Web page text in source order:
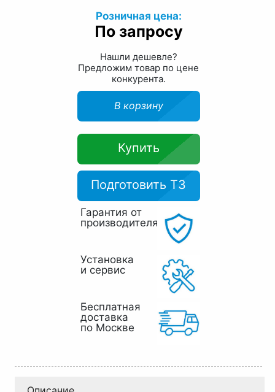
Розничная цена:
По запросу
Нашли дешевле?
Предложим товар по цене
конкурента.
В корзину
Купить
Подготовить ТЗ
Гарантия от
производителя
Установка
и сервис
Бесплатная
доставка
по Москве